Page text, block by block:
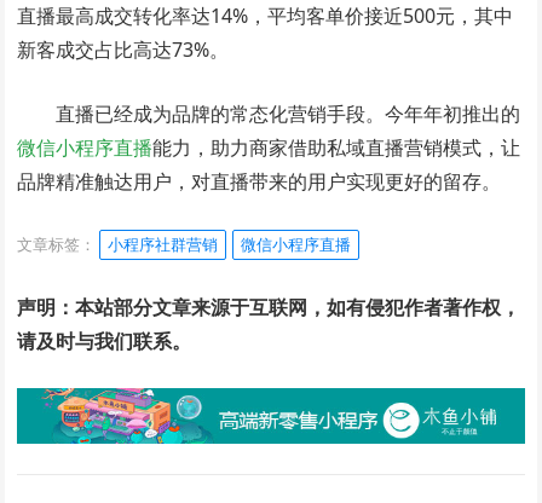
直播最高成交转化率达14%，平均客单价接近500元，其中
新客成交占比高达73%。
直播已经成为品牌的常态化营销手段。今年年初推出的
微信小程序直播能力，助力商家借助私域直播营销模式，让
品牌精准触达用户，对直播带来的用户实现更好的留存。
文章标签： 小程序社群营销 微信小程序直播
声明：本站部分文章来源于互联网，如有侵犯作者著作权，
请及时与我们联系。